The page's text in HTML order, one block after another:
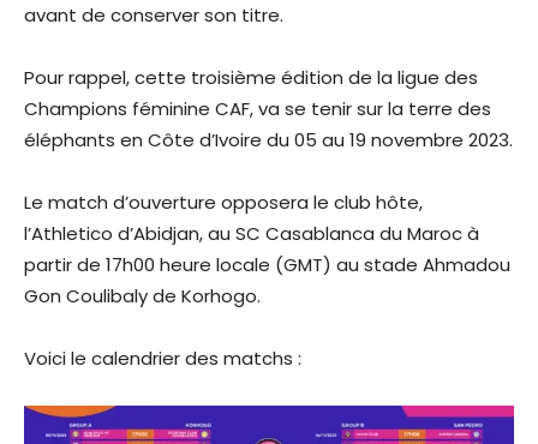
avant de conserver son titre.
Pour rappel, cette troisième édition de la ligue des
Champions féminine CAF, va se tenir sur la terre des
éléphants en Côte d’Ivoire du 05 au 19 novembre 2023.
Le match d’ouverture opposera le club hôte,
l’Athletico d’Abidjan, au SC Casablanca du Maroc à
partir de 17h00 heure locale (GMT) au stade Ahmadou
Gon Coulibaly de Korhogo.
Voici le calendrier des matchs :